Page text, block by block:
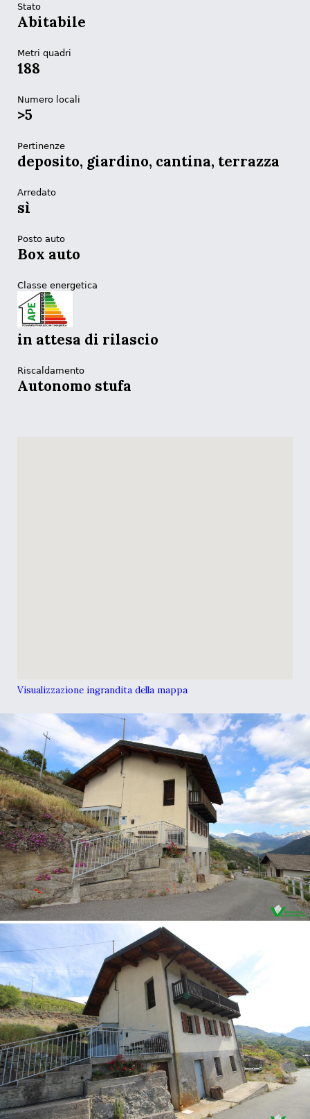
Stato
Abitabile
Metri quadri
188
Numero locali
>5
Pertinenze
deposito, giardino, cantina, terrazza
Arredato
sì
Posto auto
Box auto
Classe energetica
in attesa di rilascio
Riscaldamento
Autonomo stufa
Visualizzazione ingrandita della mappa